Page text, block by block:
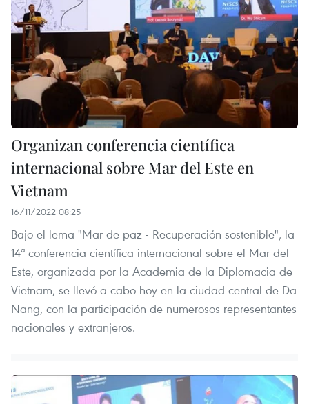
Organizan conferencia científica
internacional sobre Mar del Este en
Vietnam
16/11/2022 08:25
Bajo el lema "Mar de paz - Recuperación sostenible", la
14ª conferencia científica internacional sobre el Mar del
Este, organizada por la Academia de la Diplomacia de
Vietnam, se llevó a cabo hoy en la ciudad central de Da
Nang, con la participación de numerosos representantes
nacionales y extranjeros.